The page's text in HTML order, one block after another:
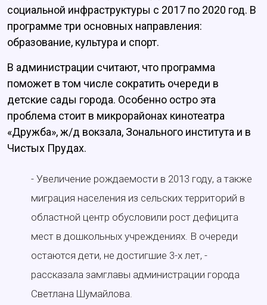
социальной инфраструктуры с 2017 по 2020 год. В
программе три основных направления:
образование, культура и спорт.
В администрации считают, что программа
поможет в том числе сократить очереди в
детские сады города. Особенно остро эта
проблема стоит в микрорайонах кинотеатра
«Дружба», ж/д вокзала, Зонального института и в
Чистых Прудах.
- Увеличение рождаемости в 2013 году, а также
миграция населения из сельских территорий в
областной центр обусловили рост дефицита
мест в дошкольных учреждениях. В очереди
остаются дети, не достигшие 3-х лет, -
рассказала замглавы администрации города
Светлана Шумайлова.